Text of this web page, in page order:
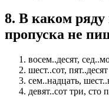
8. В каком ряду
пропуска не
восем..десят,
шест..сот, пят..десят
сем..надцать,
девят..сот три, сто